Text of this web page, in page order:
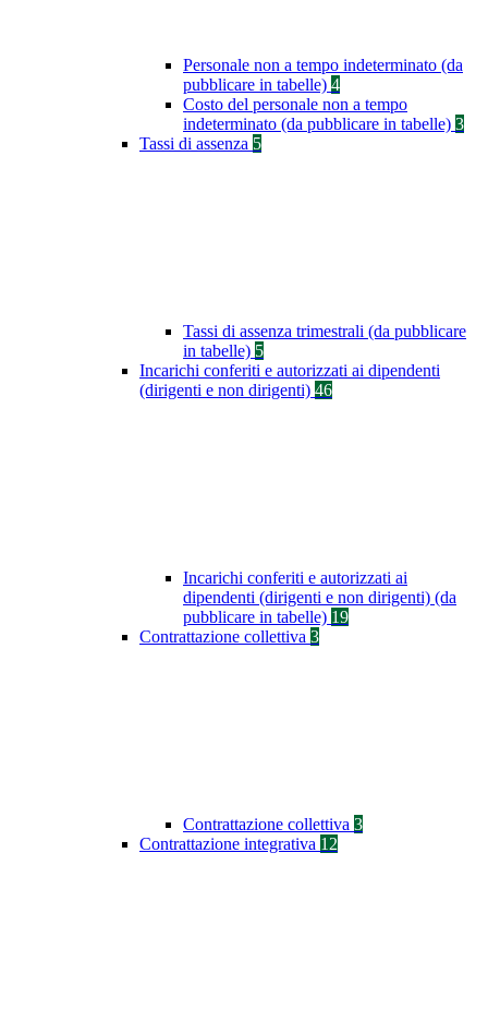
Personale non a tempo indeterminato (da
pubblicare in tabelle) 4
Costo del personale non a tempo
indeterminato (da pubblicare in tabelle) 3
Tassi di assenza 5
Tassi di assenza trimestrali (da pubblicare
in tabelle) 5
Incarichi conferiti e autorizzati ai dipendenti
(dirigenti e non dirigenti) 46
Incarichi conferiti e autorizzati ai
dipendenti (dirigenti e non dirigenti) (da
pubblicare in tabelle) 19
Contrattazione collettiva 3
Contrattazione collettiva 3
Contrattazione integrativa 12